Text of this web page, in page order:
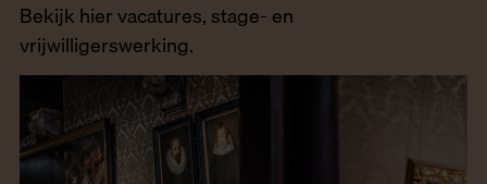
Bekijk hier vacatures, stage- en
vrijwilligerswerking.